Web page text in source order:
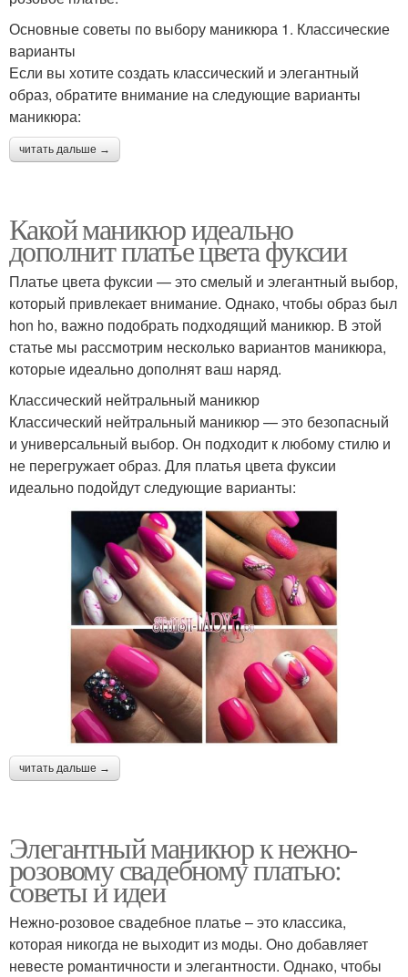
Основные советы по выбору маникюра 1. Классические
варианты
Если вы хотите создать классический и элегантный
образ, обратите внимание на следующие варианты
маникюра:
читать дальше →
Какой маникюр идеально
дополнит платье цвета фуксии
Платье цвета фуксии — это смелый и элегантный выбор,
который привлекает внимание. Однако, чтобы образ был
hon ho, важно подобрать подходящий маникюр. В этой
статье мы рассмотрим несколько вариантов маникюра,
которые идеально дополнят ваш наряд.
Классический нейтральный маникюр
Классический нейтральный маникюр — это безопасный
и универсальный выбор. Он подходит к любому стилю и
не перегружает образ. Для платья цвета фуксии
идеально подойдут следующие варианты:
читать дальше →
Элегантный маникюр к нежно-
розовому свадебному платью:
советы и идеи
Нежно-розовое свадебное платье – это классика,
которая никогда не выходит из моды. Оно добавляет
невесте романтичности и элегантности. Однако, чтобы